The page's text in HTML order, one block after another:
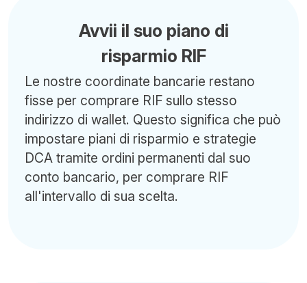
Avvii il suo piano di
risparmio RIF
Le nostre coordinate bancarie restano
fisse per comprare RIF sullo stesso
indirizzo di wallet. Questo significa che può
impostare piani di risparmio e strategie
DCA tramite ordini permanenti dal suo
conto bancario, per comprare RIF
all'intervallo di sua scelta.